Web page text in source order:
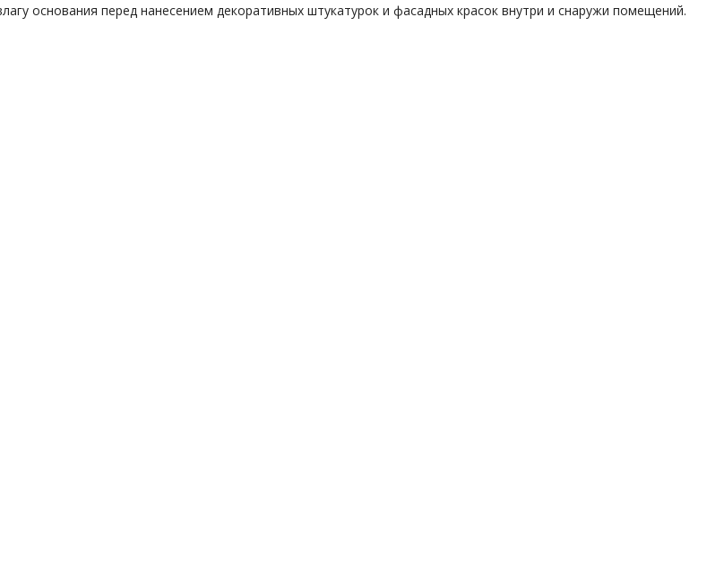
основания перед нанесением декоративных штукатурок и фасадных красок внутри и снаружи помещений.